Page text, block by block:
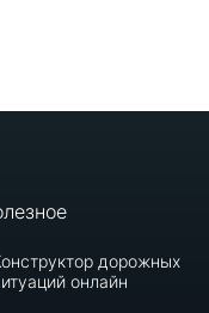
дорожных
онлайн